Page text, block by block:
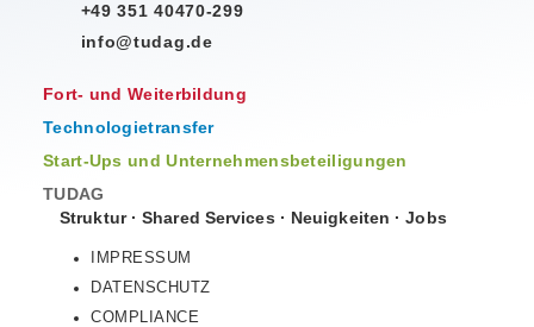
+49 351 40470-299
info@tudag.de
Fort- und Weiterbildung
Technologietransfer
Start-Ups und Unternehmensbeteiligungen
TUDAG
Struktur·Shared Services · Neuigkeiten ·Jobs
IMPRESSUM
DATENSCHUTZ
COMPLIANCE